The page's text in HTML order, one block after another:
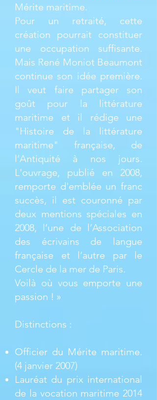
Mérite maritime.
Pour un retraité, cette
création pourrait constituer
une occupation suffisante.
Mais René Moniot Beaumont
continue son idée première.
Il veut faire partager son
goût pour la littérature
maritime et il rédige une
"Histoire de la littérature
maritime" française, de
l’Antiquité à nos jours.
L'ouvrage, publié en 2008,
remporte d'emblée un franc
succès, il est couronné par
deux mentions spéciales en
2008, l’une de l’Association
des écrivains de langue
française et l’autre par le
Cercle de la mer de Paris.
Voilà où vous emporte une
passion ! »
Distinctions :
Officier du Mérite maritime.
(4 janvier 2007)
Lauréat du prix international
de la vocation maritime 2014